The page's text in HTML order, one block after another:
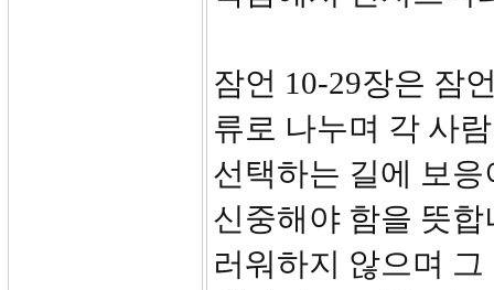
잠언 10-29장은 잠
류로 나누며 각 사
선택하는 길에 보
신중해야 함을 뜻
러워하지 않으며